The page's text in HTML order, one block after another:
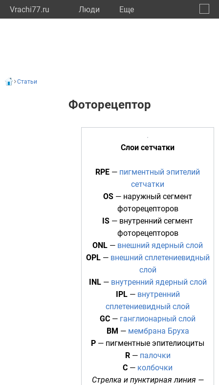
Vrachi77.ru Люди Eще
Статьи
Фоторецептор
Слои сетчатки
RPE — пигментный эпителий
сетчатки
OS — наружный сегмент
фоторецепторов
IS — внутренний сегмент
фоторецепторов
ONL — внешний ядерный слой
OPL— внешний сплетениевидный
слой
INL— внутренний ядерный слой
IPL— внутренний
сплетениевидный слой
GC — ганглионарный слой
BM — мембрана Бруха
P — пигментные эпителиоциты
R— палочки
C — колбочки
Стрелка и пунктирная линия —